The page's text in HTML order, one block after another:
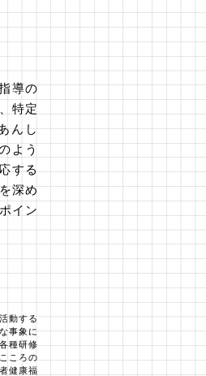
導の
特定
んし
よう
する
深め
イン
動する
事象に
種研修
ころの
健康福